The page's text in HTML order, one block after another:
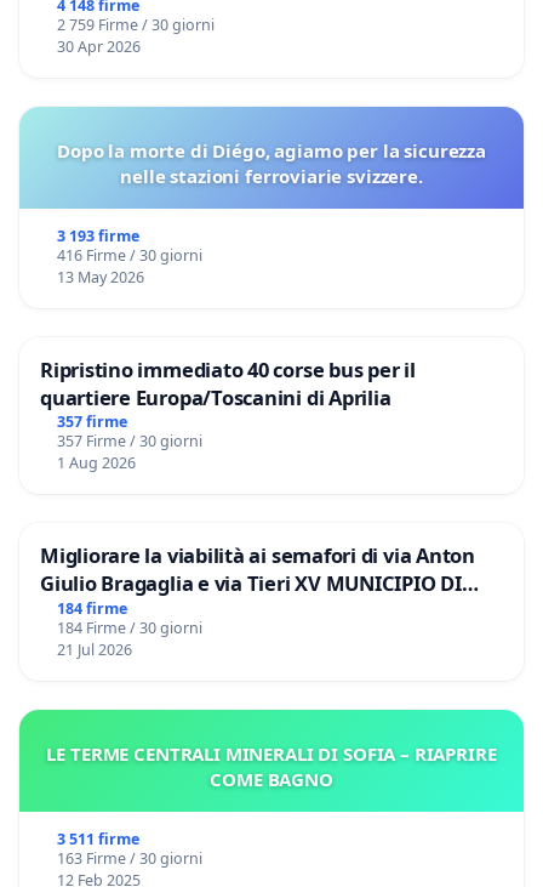
4 148 firme
2 759 Firme / 30 giorni
30 Apr 2026
Dopo la morte di Diégo, agiamo per la sicurezza
nelle stazioni ferroviarie svizzere.
3 193 firme
416 Firme / 30 giorni
13 May 2026
Ripristino immediato 40 corse bus per il
quartiere Europa/Toscanini di Aprilia
357 firme
357 Firme / 30 giorni
1 Aug 2026
Migliorare la viabilità ai semafori di via Anton
Giulio Bragaglia e via Tieri XV MUNICIPIO DI
ROMA
184 firme
184 Firme / 30 giorni
21 Jul 2026
LE TERME CENTRALI MINERALI DI SOFIA – RIAPRIRE
COME BAGNO
3 511 firme
163 Firme / 30 giorni
12 Feb 2025